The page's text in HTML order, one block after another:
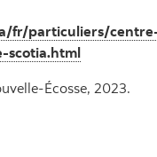
fr/particuliers/
scotia.html
Écosse, 2023.